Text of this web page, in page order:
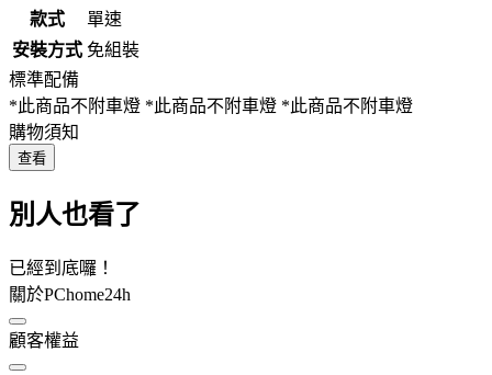
款式
單速
安裝方式 免組裝
標準配備
*此商品不附車燈 *此商品不附車燈 *此商品不附車燈
購物須知
查看
別人也看了
已經到底囉！
關於PChome24h
顧客權益